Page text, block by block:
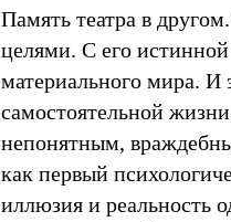
Память театра в
целями. С его
материального мира. И
самостоятельной
непонятным,
как первый
иллюзия и реальность